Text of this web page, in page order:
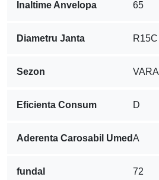
Inaltime Anvelopa 65
Diametru Janta R15C
Sezon VARA
Eficienta Consum D
Aderenta Carosabil UmedA
fundal 72